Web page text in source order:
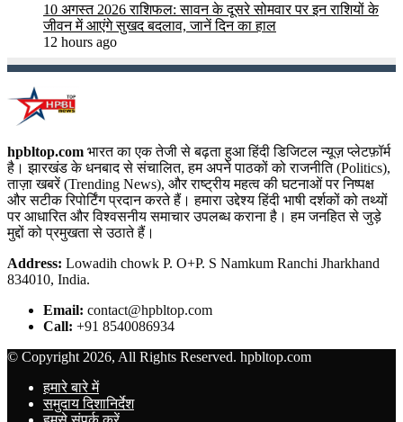
10 अगस्त 2026 राशिफल: सावन के दूसरे सोमवार पर इन राशियों के
जीवन में आएंगे सुखद बदलाव, जानें दिन का हाल
12 hours ago
hpbltop.com भारत का एक तेजी से बढ़ता हुआ हिंदी डिजिटल न्यूज़ प्लेटफ़ॉर्म
है। झारखंड के धनबाद से संचालित, हम अपने पाठकों को राजनीति (Politics),
ताज़ा खबरें (Trending News), और राष्ट्रीय महत्व की घटनाओं पर निष्पक्ष
और सटीक रिपोर्टिंग प्रदान करते हैं। हमारा उद्देश्य हिंदी भाषी दर्शकों को तथ्यों
पर आधारित और विश्वसनीय समाचार उपलब्ध कराना है। हम जनहित से जुड़े
मुद्दों को प्रमुखता से उठाते हैं।
Address: Lowadih chowk P. O+P. S Namkum Ranchi Jharkhand
834010, India.
Email: contact@hpbltop.com
Call: +91 8540086934
© Copyright 2026, All Rights Reserved. hpbltop.com
हमारे बारे में
समुदाय दिशानिर्देश